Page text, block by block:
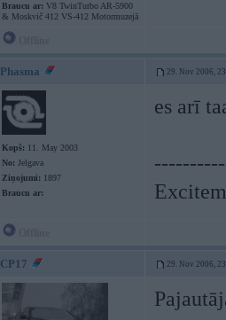
Braucu ar: V8 TwinTurbo AR-5900
& Moskvič 412 VS-412 Motormuzejā
Phasma 29. Nov 2006,
Kopš: 11. May 2003
No: Jelgava
Ziņojumi: 1897
Braucu ar:
es arī
CP17 29. Nov 2006,